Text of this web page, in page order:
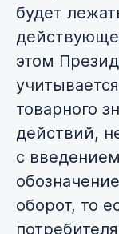
будет
этом
товарного
действий,
с
оборот, то
потребителя